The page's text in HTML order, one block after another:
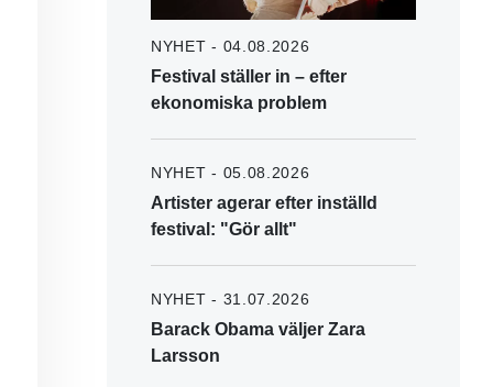
NYHET - 04.08.2026
Festival ställer in – efter
ekonomiska problem
NYHET - 05.08.2026
Artister agerar efter inställd
festival: "Gör allt"
NYHET - 31.07.2026
Barack Obama väljer Zara
Larsson